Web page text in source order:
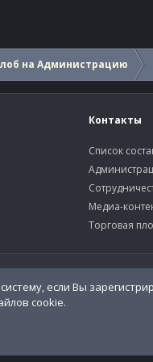
на Администрацию
Контакты
Список
Медиа-
Торговая
и правила Политика